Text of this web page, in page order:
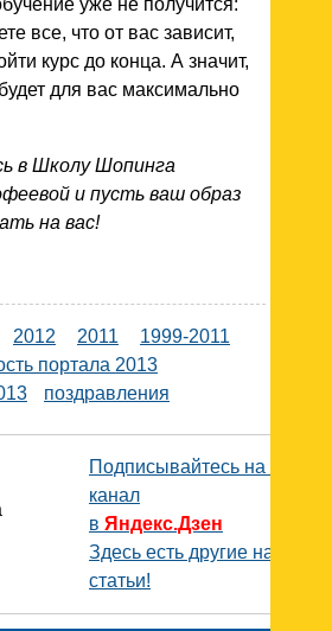
все, что от вас зависит,
курс до конца. А значит,
для вас максимально
в Школу Шопинга
и пусть ваш образ
на вас!
2012 2011
1999-2011
портала 2013
поздравления
Подписывайтесь на наш
канал
в Яндекс.Дзен
Здесь есть другие наши
статьи!